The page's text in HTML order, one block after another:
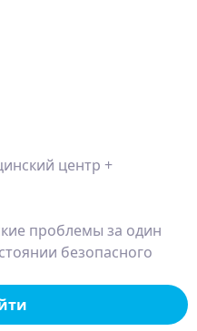
проблемы за один
безопасного